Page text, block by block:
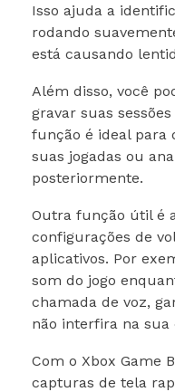
Isso ajuda a
rodando
está causando
Além disso, você
gravar suas
função é ideal para
suas jogadas ou
posteriormente.
Outra função útil é
configurações de
aplicativos. Por
som do jogo
chamada de voz,
não interfira na sua
Com o Xbox Game
capturas de tela